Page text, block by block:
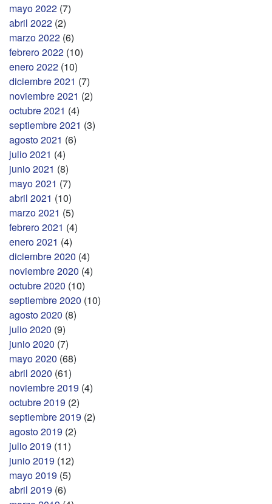
mayo 2022 (7)
abril 2022 (2)
marzo 2022 (6)
febrero 2022 (10)
enero 2022 (10)
diciembre 2021 (7)
noviembre 2021 (2)
octubre 2021 (4)
septiembre 2021 (3)
agosto 2021 (6)
julio 2021 (4)
junio 2021 (8)
mayo 2021 (7)
abril 2021 (10)
marzo 2021 (5)
febrero 2021 (4)
enero 2021 (4)
diciembre 2020 (4)
noviembre 2020 (4)
octubre 2020 (10)
septiembre 2020 (10)
agosto 2020 (8)
julio 2020 (9)
junio 2020 (7)
mayo 2020 (68)
abril 2020 (61)
noviembre 2019 (4)
octubre 2019 (2)
septiembre 2019 (2)
agosto 2019 (2)
julio 2019 (11)
junio 2019 (12)
mayo 2019 (5)
abril 2019 (6)